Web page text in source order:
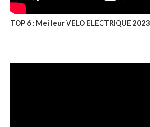
TOP 6 : Meilleur VELO ELECTRIQUE 2023